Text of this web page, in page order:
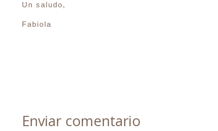
Un saludo,
Fabiola
Enviar comentario